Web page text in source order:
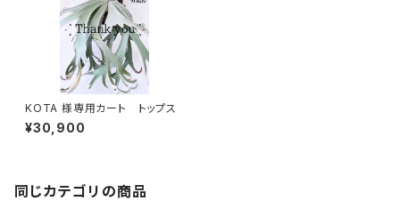
KOTA 様専用カート トップス
¥30,900
同じカテゴリの商品